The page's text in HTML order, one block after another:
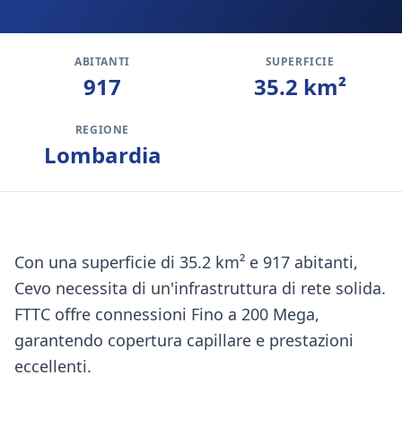
ABITANTI
917
SUPERFICIE
35.2 km²
REGIONE
Lombardia
Con una superficie di 35.2 km² e 917 abitanti,
Cevo necessita di un'infrastruttura di rete solida.
FTTC offre connessioni Fino a 200 Mega,
garantendo copertura capillare e prestazioni
eccellenti.